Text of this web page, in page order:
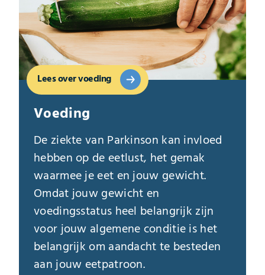
Lees over voeding
Voeding
De ziekte van Parkinson kan invloed
hebben op de eetlust, het gemak
waarmee je eet en jouw gewicht.
Omdat jouw gewicht en
voedingsstatus heel belangrijk zijn
voor jouw algemene conditie is het
belangrijk om aandacht te besteden
aan jouw eetpatroon.